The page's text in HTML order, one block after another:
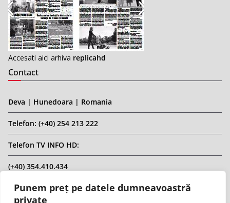
Punem preț pe datele dumneavoastră
private
Accesati aici arhiva replicahd
Contact
Deva | Hunedoara | Romania
Telefon: (+40) 254 213 222
Telefon TV INFO HD:
(+40) 354.410.434
Email: infohd20@gmail.com